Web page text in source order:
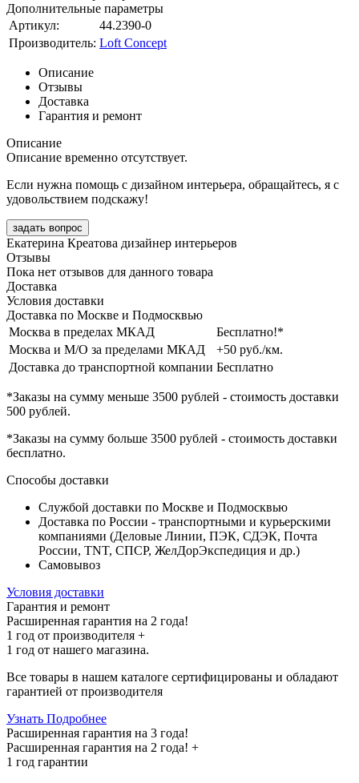
Дополнительные параметры
Артикул:
44.2390-0
Производитель: Loft Concept
Описание
Отзывы
Доставка
Гарантия и ремонт
Описание
Описание временно отсутствует.
Если нужна помощь с дизайном интерьера, обращайтесь, я с
удовольствием подскажу!
задать вопрос
Екатерина Креатова дизайнер интерьеров
Отзывы
Пока нет отзывов для данного товара
Доставка
Условия доставки
Доставка по Москве и Подмосквью
Москва в пределах МКАД
Бесплатно!*
Москва и М/О за пределами МКАД
+50 руб./км.
Доставка до транспортной компании Бесплатно
*Заказы на сумму меньше 3500 рублей - стоимость доставки
500 рублей.
*Заказы на сумму больше 3500 рублей - стоимость доставки
бесплатно.
Способы доставки
Службой доставки по Москве и Подмосквью
Доставка по России - транспортными и курьерскими
компаниями (Деловые Линии, ПЭК, СДЭК, Почта
России, TNT, СПСР, ЖелДорЭкспедиция и др.)
Самовывоз
Условия доставки
Гарантия и ремонт
Расширенная гарантия на 2 года!
1 год от производителя +
1 год от нашего магазина.
Все товары в нашем каталоге сертифицированы и обладают
гарантией от производителя
Узнать Подробнее
Расширенная гарантия на 3 года!
Расширенная гарантия на 2 года! +
1 год гарантии